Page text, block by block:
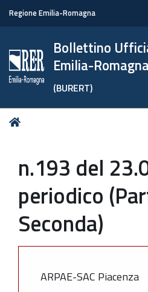
Regione Emilia-Romagna
Bollettino
Emilia-Romagna
(BURERT)
Tu
n.193 del
periodico
Seconda)
ARPAE-SAC Piacenza